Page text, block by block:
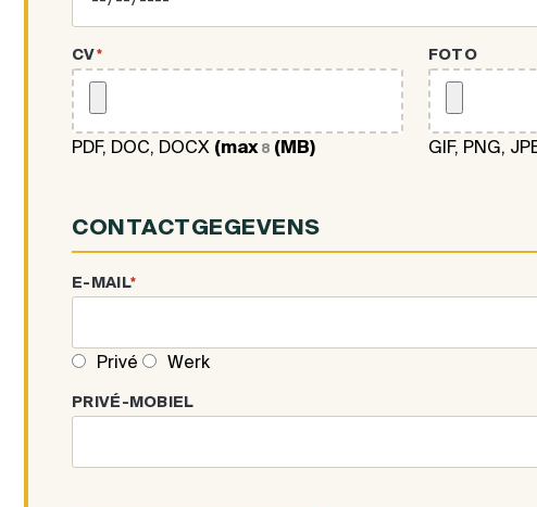
CV*
PDF, DOC, DOCX (max 8 (MB)
FOTO
GIF, PNG,
CONTACTGEGEVENS
E-MAIL*
Privé Werk
PRIVÉ-MOBIEL